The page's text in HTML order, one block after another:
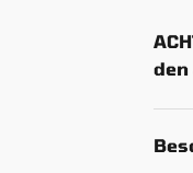
den